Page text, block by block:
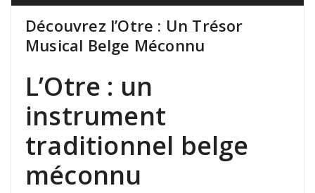
Découvrez l’Otre : Un Trésor
Musical Belge Méconnu
L’Otre : un
instrument
traditionnel belge
méconnu